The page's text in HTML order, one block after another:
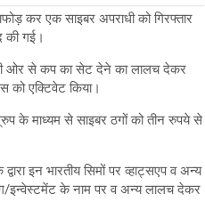
कर एक साइबर अपराधी को गिरफ्तार
की गई।
की ओर से कप का सेट देने का लालच देकर
को एक्टिवेट किया।
के माध्यम से साइबर ठगों को तीन रुपये से
इन भारतीय सिमों पर व्हाट्सएप व अन्य
इन्वेस्टमेंट के नाम पर व अन्य लालच देकर